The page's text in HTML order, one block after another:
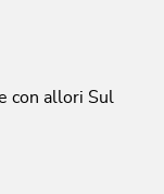
con allori Sul